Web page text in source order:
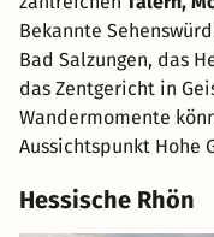
Bekannte
Bad Salzungen, das
das Zentgericht in
Wandermomente
Aussichtspunkt Hohe
Hessische Rhön